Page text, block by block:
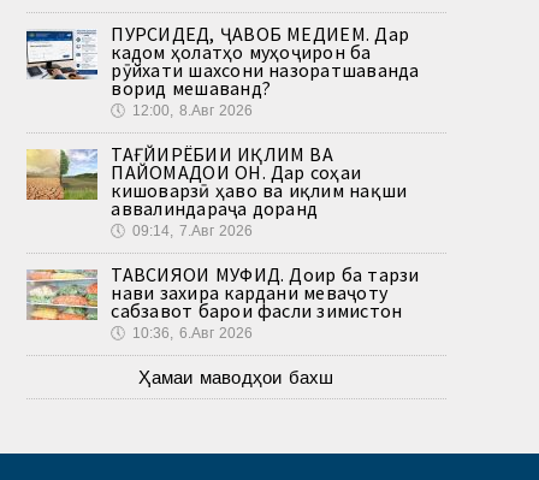
ПУРСИДЕД, ҶАВОБ МЕДИҲЕМ. Дар
кадом ҳолатҳо муҳоҷирон ба
рӯйхати шахсони назоратшаванда
ворид мешаванд?
🕔 12:00, 8.Авг 2026
ТАҒЙИРЁБИИ ИҚЛИМ ВА
ПАЙОМАДҲОИ ОН. Дар соҳаи
кишоварзӣ ҳаво ва иқлим нақши
аввалиндараҷа доранд
🕔 09:14, 7.Авг 2026
ТАВСИЯҲОИ МУФИД. Доир ба тарзи
нави захира кардани меваҷоту
сабзавот барои фасли зимистон
🕔 10:36, 6.Авг 2026
Ҳамаи маводҳои бахш